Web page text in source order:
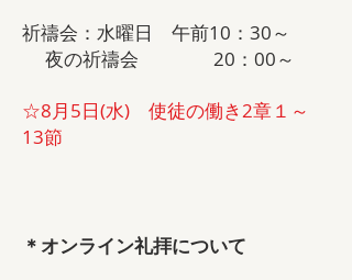
祈禱会：水曜日
午前10：30～
夜の祈禱会 20：00～
☆8月5日(水) 使徒の働き2章１～
13節
＊オンライン礼拝について